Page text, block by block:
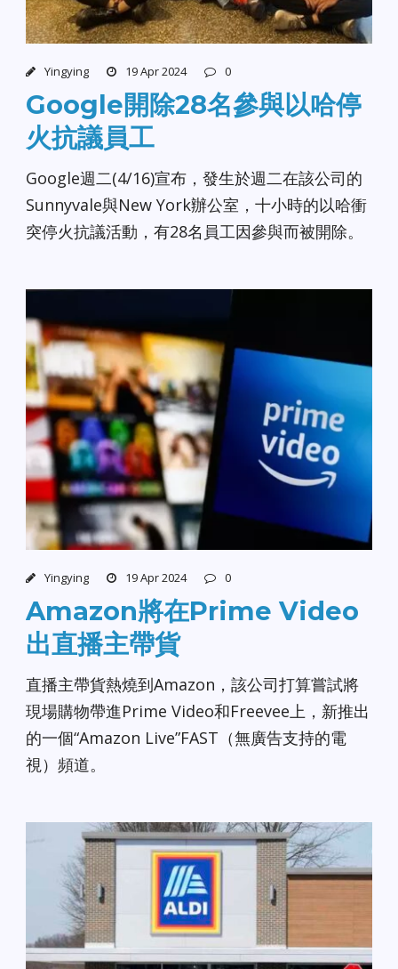
Yingying 19 Apr 2024 0
Google開除28名參與以哈停
火抗議員工
Google週二(4/16)宣布，發生於週二在該公司的
Sunnyvale與New York辦公室，十小時的以哈衝
突停火抗議活動，有28名員工因參與而被開除。
Yingying 19 Apr 2024 0
Amazon將在Prime Video
出直播主帶貨
直播主帶貨熱燒到Amazon，該公司打算嘗試將
現場購物帶進Prime Video和Freevee上，新推出
的一個“Amazon Live”FAST（無廣告支持的電
視）頻道。